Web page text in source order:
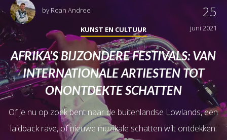
by Roan Andree 25
juni 2021
KUNST EN CULTUUR
AFRIKA’S BIJZONDERE FESTIVALS: VAN
INTERNATIONALE ARTIESTEN TOT
ONONTDEKTE SCHATTEN
Of je nu op zoek bent naar de buitenlandse Lowlands, een
laidback rave, of nieuwe muzikale schatten wilt ontdekken: